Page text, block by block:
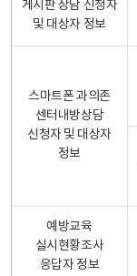
게시판 상담 신청자
및 대상자 정보
스마트폰 과의존
센터내방상담
신청자 및 대상자
정보
예방교육
실시현황조사
응답자 정보